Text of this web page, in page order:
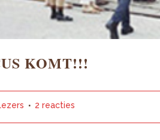
KOMT!!!
2 reacties